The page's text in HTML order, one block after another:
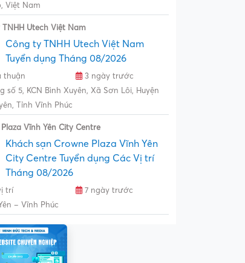
Việt Nam
TNHH Utech Việt Nam
Công ty TNHH Utech Việt Nam
Tuyển dụng Tháng 08/2026
thuận
3 ngày trước
số 5, KCN Bình Xuyên, Xã Sơn Lôi, Huyện
Tỉnh Vĩnh Phúc
Vĩnh Yên City Centre
Khách sạn Crowne Plaza Vĩnh Yên
City Centre Tuyển dụng Các Vị trí
Tháng 08/2026
trí
7 ngày trước
– Vĩnh Phúc